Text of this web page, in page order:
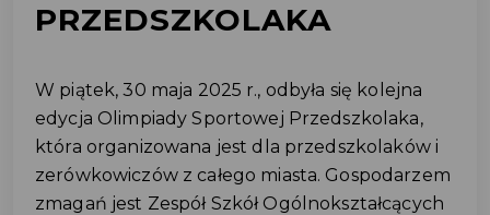
PRZEDSZKOLAKA
W piątek, 30 maja 2025 r., odbyła się kolejna
edycja Olimpiady Sportowej Przedszkolaka,
która organizowana jest dla przedszkolaków i
zerówkowiczów z całego miasta. Gospodarzem
zmagań jest Zespół Szkół Ogólnokształcących